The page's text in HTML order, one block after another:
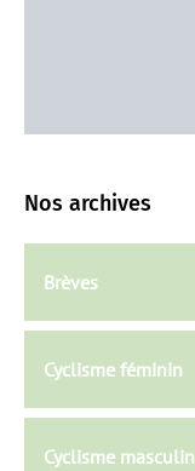
Nos archives
Brèves
Cyclisme féminin
Cyclisme masculin